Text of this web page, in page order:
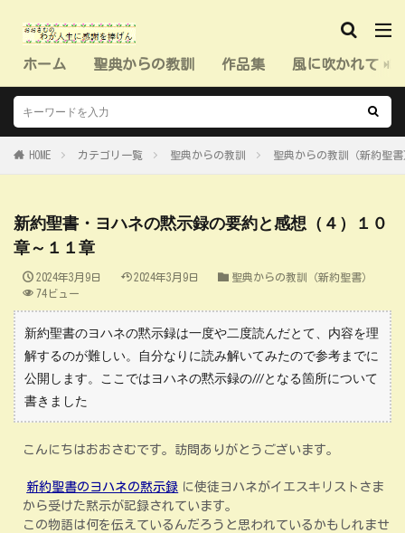
ホーム 聖典からの教訓 作品集 風に吹かれて（
HOME カテゴリ一覧 聖典からの教訓 聖典からの教訓（新約聖書
新約聖書・ヨハネの黙示録の要約と感想（４）１０
章～１１章
2024年3月9日 2024年3月9日
聖典からの教訓（新約聖書）
74ビュー
新約聖書のヨハネの黙示録は一度や二度読んだとて、内容を理
解するのが難しい。自分なりに読み解いてみたので参考までに
公開します。ここではヨハネの黙示録の///となる箇所について
書きました
こんにちはおおさむです。訪問ありがとうございます。
新約聖書のヨハネの黙示録 に使徒ヨハネがイエスキリストさま
から受けた黙示が記録されています。
この物語は何を伝えているんだろうと思われているかもしれませ